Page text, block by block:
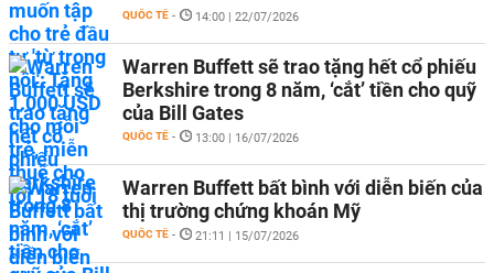
QUỐC TẾ - 14:00 | 22/07/2026
Warren Buffett sẽ trao tặng hết cổ phiếu
Berkshire trong 8 năm, ‘cắt’ tiền cho quỹ
của Bill Gates
QUỐC TẾ - 13:00 | 16/07/2026
Warren Buffett bất bình với diễn biến của
thị trường chứng khoán Mỹ
QUỐC TẾ - 21:11 | 15/07/2026